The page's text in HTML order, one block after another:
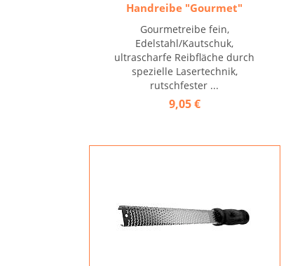
Handreibe "Gourmet"
Gourmetreibe fein,
Edelstahl/Kautschuk,
ultrascharfe Reibfläche durch
spezielle Lasertechnik,
rutschfester ...
9,05 €